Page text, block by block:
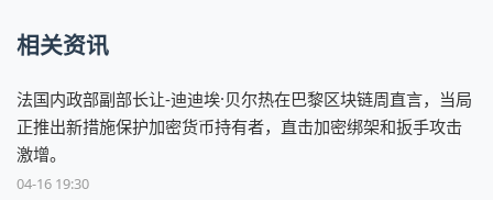
相关资讯
法国内政部副部长让-迪迪埃·贝尔热在巴黎区块链周直言，当局
正推出新措施保护加密货币持有者，直击加密绑架和扳手攻击
激增。
04-16 19:30